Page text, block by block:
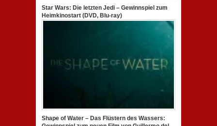
Star Wars: Die letzten Jedi – Gewinnspiel zum
Heimkinostart (DVD, Blu-ray)
Shape of Water – Das Flüstern des Wassers: